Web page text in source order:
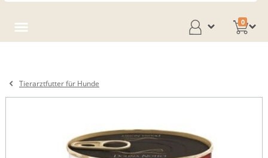
0
Tierarztfutter für Hunde